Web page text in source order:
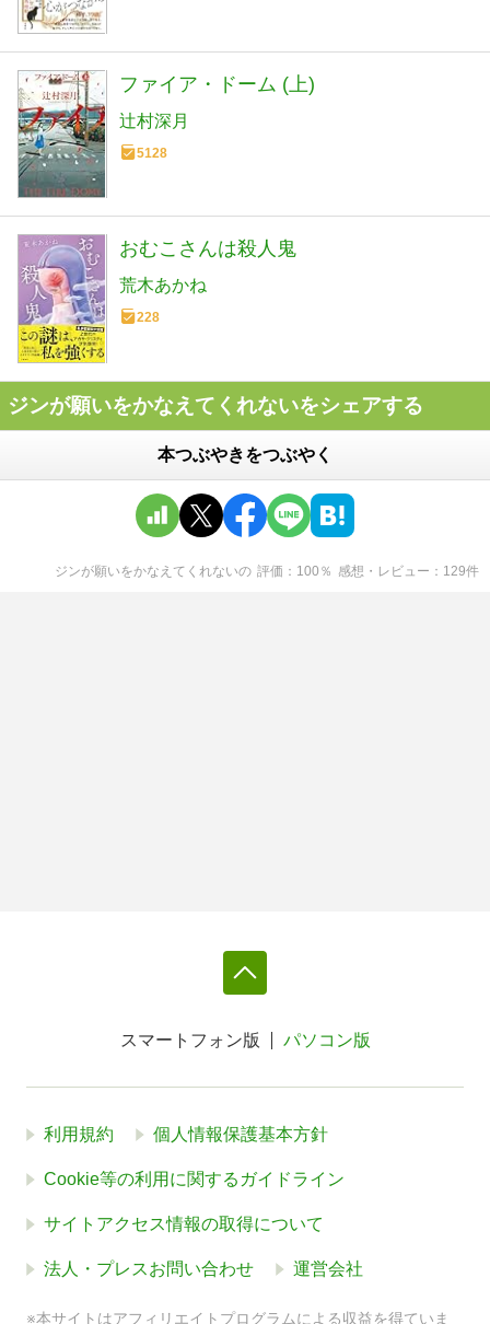
ファイア・ドーム (上)
辻村深月
5128
おむこさんは殺人鬼
荒木あかね
228
ジンが願いをかなえてくれないをシェアする
本つぶやきをつぶやく
ジンが願いをかなえてくれないの 評価 100 ％ 感想・レビュー 129件
スマートフォン版 パソコン版
利用規約 個人情報保護基本方針
Cookie等の利用に関するガイドライン
サイトアクセス情報の取得について
法人・プレスお問い合わせ 運営会社
※本サイトはアフィリエイトプログラムによる収益を得ていま